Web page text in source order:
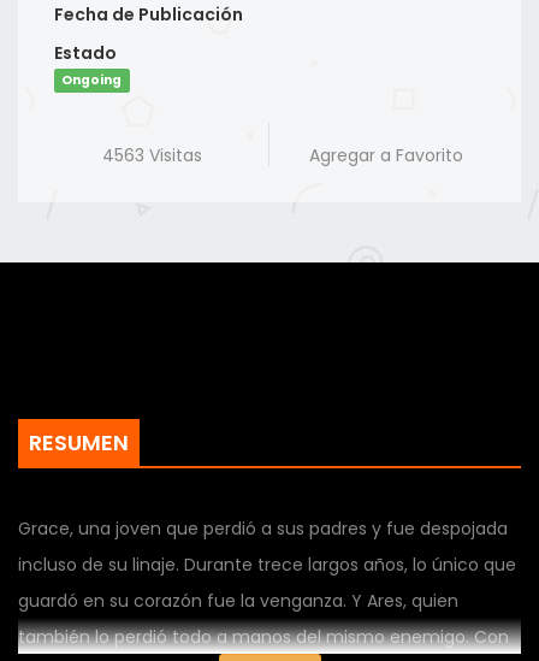
Fecha de Publicación
Estado
Ongoing
4563 Visitas Agregar a Favorito
RESUMEN
Grace, una joven que perdió a sus padres y fue despojada
incluso de su linaje. Durante trece largos años, lo único que
guardó en su corazón fue la venganza. Y Ares, quien
también lo perdió todo a manos del mismo enemigo. Con